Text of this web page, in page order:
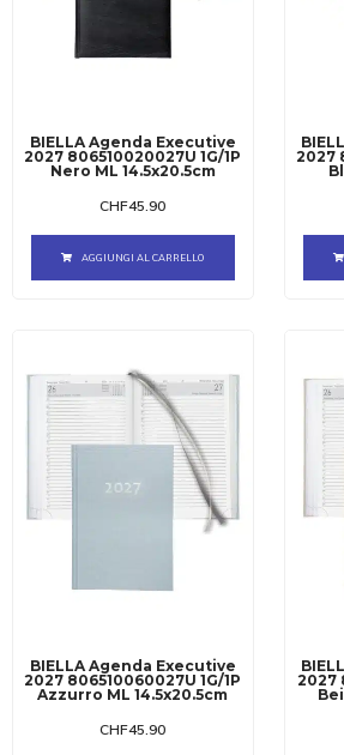
BIELLA Agenda Executive
2027 806510020027U 1G/1P
Nero ML 14.5x20.5cm
CHF45.90
AGGIUNGI AL CARRELLO
2027
BIELLA Agenda Executive
2027 806510060027U 1G/1P
Azzurro ML 14.5x20.5cm
CHF45.90
2027